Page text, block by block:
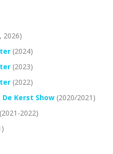
2026)
(2024)
(2023)
(2022)
Kerst Show (2020/2021)
(2021-2022)